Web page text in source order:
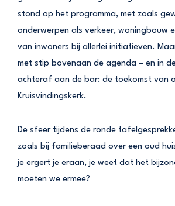
stond op het programma, met zoals
onderwerpen als verkeer, woningbouw
van inwoners bij allerlei initiatieven.
met stip bovenaan de agenda – en in
achteraf aan de bar: de toekomst van
Kruisvindingskerk.
De sfeer tijdens de ronde
zoals bij familieberaad over een oud
je ergert je eraan, je weet dat het
moeten we ermee?